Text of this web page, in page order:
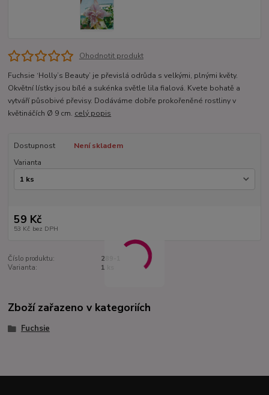
Ohodnotit produkt
Fuchsie ‘Holly’s Beauty’ je převislá odrůda s velkými, plnými květy.
Okvětní lístky jsou bílé a sukénka světle lila fialová. Kvete bohatě a
vytváří působivé převisy. Dodáváme dobře prokořeněné rostliny v
květináčích Ø 9 cm. celý popis
Dostupnost
Není skladem
Varianta
59 Kč
53 Kč bez DPH
Číslo produktu:
289-1
Varianta:
1 ks
Zboží zařazeno v kategoriích
Fuchsie